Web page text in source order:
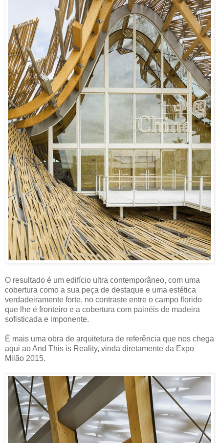
O resultado é um edifício ultra contemporâneo, com uma
cobertura como a sua peça de destaque e uma estética
verdadeiramente forte, no contraste entre o campo florido
que lhe é fronteiro e a cobertura com painéis de madeira
sofisticada e imponente.
É mais uma obra de arquitetura de referência que nos chega
aqui ao And This is Reality, vinda diretamente da Expo
Milão 2015.